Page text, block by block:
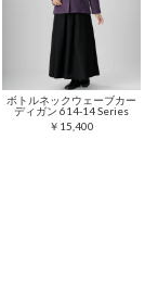
ボトルネックウェーブカー
ディガン 614-14 Series
￥15,400